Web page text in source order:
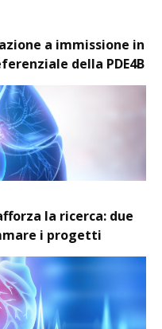
a immissione in
della PDE4B
la ricerca: due
i progetti